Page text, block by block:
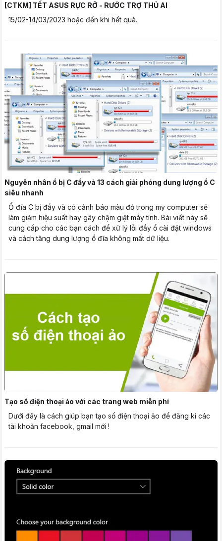
[CTKM] TẾT ASUS RỰC RỠ - RƯỚC TRỢ THỦ AI
15/02-14/03/2023 hoặc đến khi hết quà.
Nguyên nhân ổ bị C đầy và 13 cách giải phóng dung lượng ổ C
siêu nhanh
Ổ đĩa C bị đầy và có cảnh báo màu đỏ trong my computer sẽ
làm giảm hiệu suất hay gây chậm giật máy tính. Bài viết này sẽ
cung cấp cho các bạn cách để xử lý lỗi đầy ổ cài đặt windows
và cách tăng dung lượng ổ đĩa không mất dữ liệu.
Tạo số điện thoại ảo với các trang web miễn phí
Dưới đây là cách giúp bạn tạo số điện thoại ảo để đăng kí các
tài khoản facebook, gmail mới !